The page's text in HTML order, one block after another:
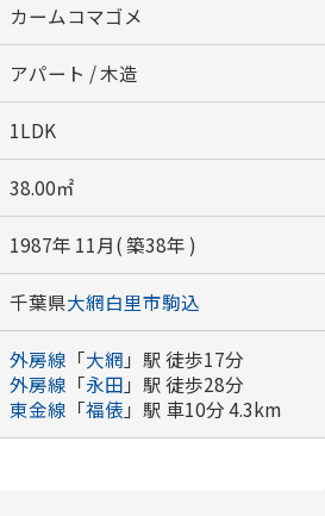
カームコマゴメ
アパート / 木造
1LDK
38.00㎡
1987年 11月( 築38年 )
千葉県大網白里市駒込
外房線 「大網 」駅 徒歩17分
外房線 「永田 」駅 徒歩28分
東金線 「福俵 」駅 車10分 4.3km